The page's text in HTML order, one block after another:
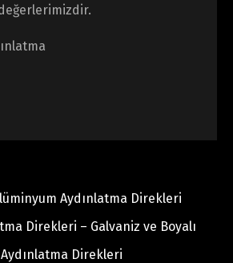
Aydınlatma Direkleri
Direkleri – Galvaniz ve Boyalı
Direkleri